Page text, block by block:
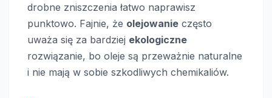
drobne zniszczenia łatwo naprawisz
punktowo. Fajnie, że olejowanie często
uważa się za bardziej ekologiczne
rozwiązanie, bo oleje są przeważnie naturalne
i nie mają w sobie szkodliwych chemikaliów.